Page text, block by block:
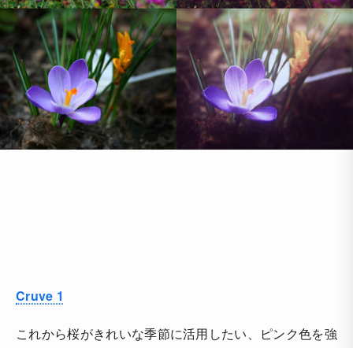
Cruve 1
これから桜がきれいな季節に活用したい、ピンク色を強